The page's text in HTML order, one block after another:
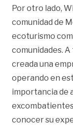
Por otro lado,
comunidad de
ecoturismo
comunidades.
creada una
operando en
importancia de
conocer su